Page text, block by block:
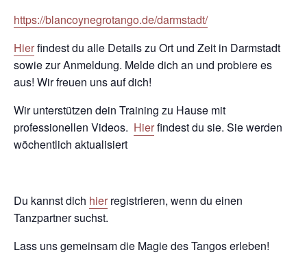
https://blancoynegrotango.de/darmstadt/
Hierfindest du alle Details zu Ort und Zeit in Darmstadt
sowie zur Anmeldung. Melde dich an und probiere es
aus! Wir freuen uns auf dich!
Wir unterstützen dein Training zu Hause mit
professionellen Videos. Hierfindest du sie. Sie werden
wöchentlich aktualisiert
Du kannst dich hier registrieren, wenn du einen
Tanzpartner suchst.
Lass uns gemeinsam die Magie des Tangos erleben!